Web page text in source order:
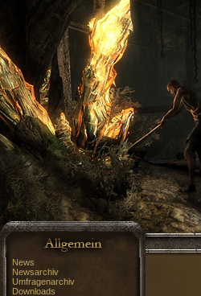
News
Newsarchiv
Umfragenarchiv
Downloads